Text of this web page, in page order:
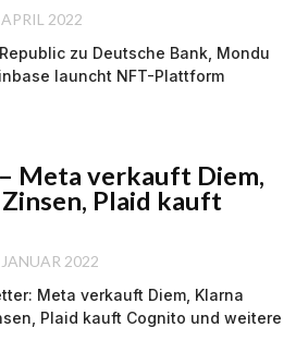
2022
zu Deutsche Bank, Mondu
launcht NFT-Plattform
Meta verkauft Diem,
Plaid kauft
2022
Meta verkauft Diem, Klarna
Plaid kauft Cognito und weitere